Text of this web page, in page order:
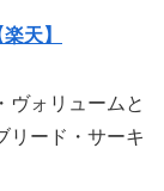
天】
ヴォリュームと
リード・サーキ